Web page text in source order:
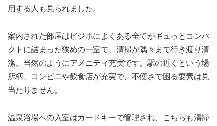
用する人も見られました。
案内された部屋はビジホによくある全てがギュっとコンパ
クトに詰まった狭めの一室で、清掃が隅々まで行き渡り清
潔、当然のようにアメニティ充実です。駅の近くという場
所柄、コンビニや飲食店が充実で、不便さで困る要素は見
当たりません。
温泉浴場への入室はカードキーで管理され、こちらも清掃